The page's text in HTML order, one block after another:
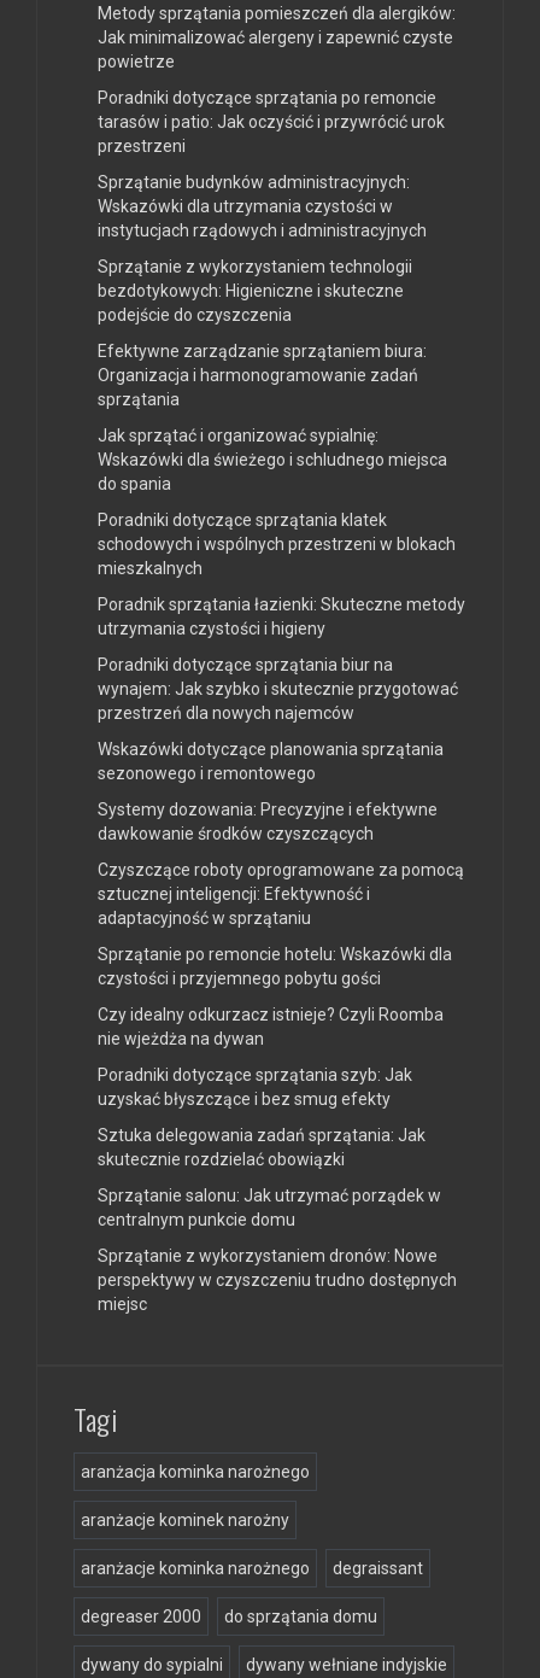
Metody sprzątania pomieszczeń dla alergików:
Jak minimalizować alergeny i zapewnić czyste
powietrze
Poradniki dotyczące sprzątania po remoncie
tarasów i patio: Jak oczyścić i przywrócić urok
przestrzeni
Sprzątanie budynków administracyjnych:
Wskazówki dla utrzymania czystości w
instytucjach rządowych i administracyjnych
Sprzątanie z wykorzystaniem technologii
bezdotykowych: Higieniczne i skuteczne
podejście do czyszczenia
Efektywne zarządzanie sprzątaniem biura:
Organizacja i harmonogramowanie zadań
sprzątania
Jak sprzątać i organizować sypialnię:
Wskazówki dla świeżego i schludnego miejsca
do spania
Poradniki dotyczące sprzątania klatek
schodowych i wspólnych przestrzeni w blokach
mieszkalnych
Poradnik sprzątania łazienki: Skuteczne metody
utrzymania czystości i higieny
Poradniki dotyczące sprzątania biur na
wynajem: Jak szybko i skutecznie przygotować
przestrzeń dla nowych najemców
Wskazówki dotyczące planowania sprzątania
sezonowego i remontowego
Systemy dozowania: Precyzyjne i efektywne
dawkowanie środków czyszczących
Czyszczące roboty oprogramowane za pomocą
sztucznej inteligencji: Efektywność i
adaptacyjność w sprzątaniu
Sprzątanie po remoncie hotelu: Wskazówki dla
czystości i przyjemnego pobytu gości
Czy idealny odkurzacz istnieje? Czyli Roomba
nie wjeżdża na dywan
Poradniki dotyczące sprzątania szyb: Jak
uzyskać błyszczące i bez smug efekty
Sztuka delegowania zadań sprzątania: Jak
skutecznie rozdzielać obowiązki
Sprzątanie salonu: Jak utrzymać porządek w
centralnym punkcie domu
Sprzątanie z wykorzystaniem dronów: Nowe
perspektywy w czyszczeniu trudno dostępnych
miejsc
Tagi
aranżacja kominka narożnego
aranżacje kominek narożny
aranżacje kominka narożnego degraissant
degreaser 2000 do sprzątania domu
dywany do sypialni dywany wełniane indyjskie